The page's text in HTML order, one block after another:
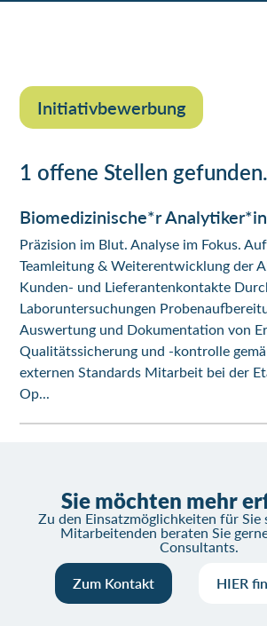
Initiativbewerbung
1 offene Stellen gefunden.
Biomedizinische*r Analytiker*in
Präzision im Blut. Analyse im Fokus.
Teamleitung & Weiterentwicklung der
Kunden- und Lieferantenkontakte
Laboruntersuchungen
Auswertung und Dokumentation von
Qualitätssicherung und -kontrolle
externen Standards Mitarbeit bei der
Op...
Sie möchten mehr
Zu den Einsatzmöglichkeiten für Sie
Mitarbeitenden beraten Sie
Consultants.
Zum Kontakt HIER